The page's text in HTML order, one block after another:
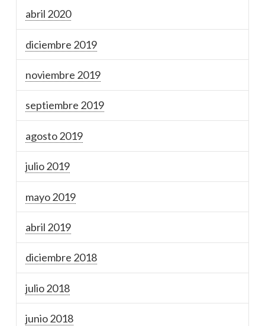
abril 2020
diciembre 2019
noviembre 2019
septiembre 2019
agosto 2019
julio 2019
mayo 2019
abril 2019
diciembre 2018
julio 2018
junio 2018